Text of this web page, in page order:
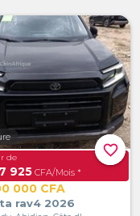
favorite_border
de
925 CFA/Mois *
000 CFA
rav4 2026